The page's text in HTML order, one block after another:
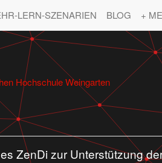
LERN-SZENARIEN BLOG +
Hochschule Weingarten
ZenDi zur Unterstützung